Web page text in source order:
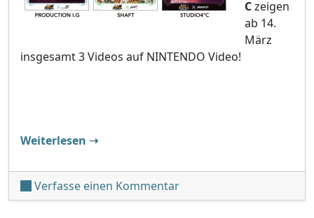
Czeigen
ab 14.
März
insgesamt 3 Videos auf NINTENDO Video!
Weiterlesen "3 Kid Icarus Videos auf NINTENDO
➝
Verfasse einen Kommentarunter '3 Kid Icarus